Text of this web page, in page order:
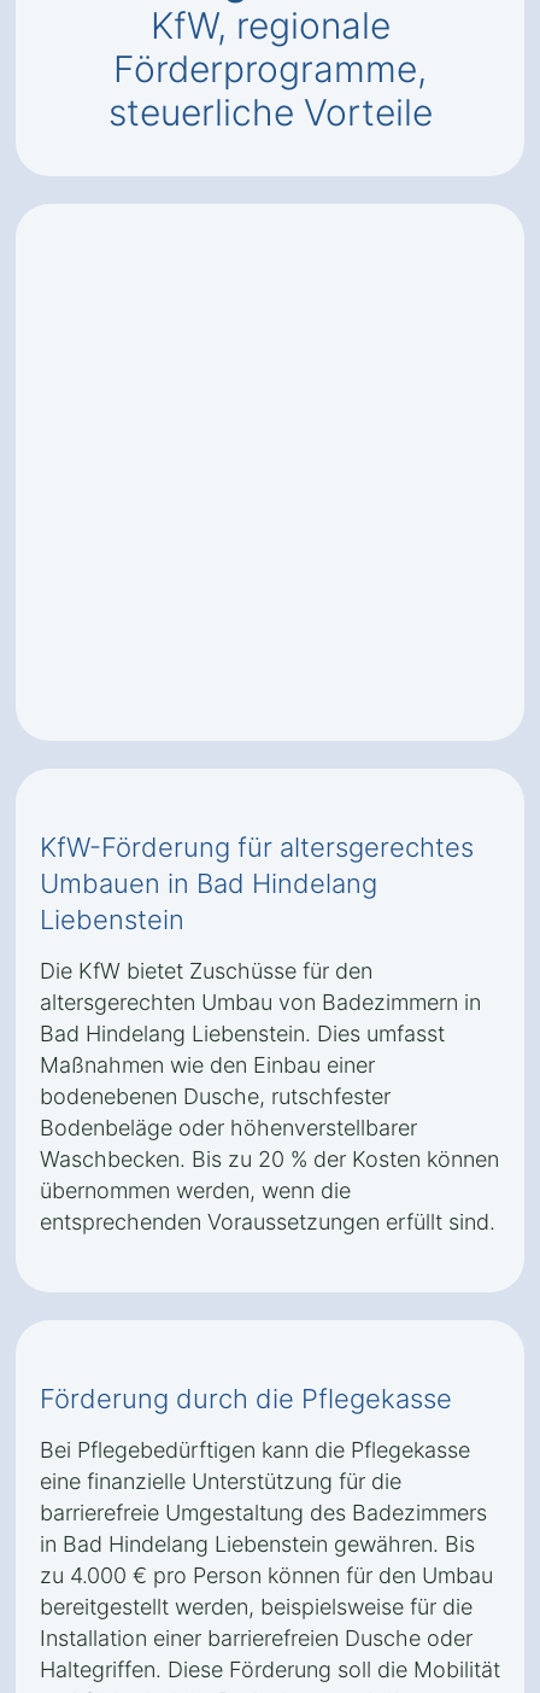
KfW, regionale
Förderprogramme,
steuerliche Vorteile
KfW-Förderung für altersgerechtes
Umbauen in Bad Hindelang
Liebenstein
Die KfW bietet Zuschüsse für den
altersgerechten Umbau von Badezimmern in
Bad Hindelang Liebenstein. Dies umfasst
Maßnahmen wie den Einbau einer
bodenebenen Dusche, rutschfester
Bodenbeläge oder höhenverstellbarer
Waschbecken. Bis zu 20 % der Kosten können
übernommen werden, wenn die
entsprechenden Voraussetzungen erfüllt sind.
Förderung durch die Pflegekasse
Bei Pflegebedürftigen kann die Pflegekasse
eine finanzielle Unterstützung für die
barrierefreie Umgestaltung des Badezimmers
in Bad Hindelang Liebenstein gewähren. Bis
zu 4.000 € pro Person können für den Umbau
bereitgestellt werden, beispielsweise für die
Installation einer barrierefreien Dusche oder
Haltegriffen. Diese Förderung soll die Mobilität